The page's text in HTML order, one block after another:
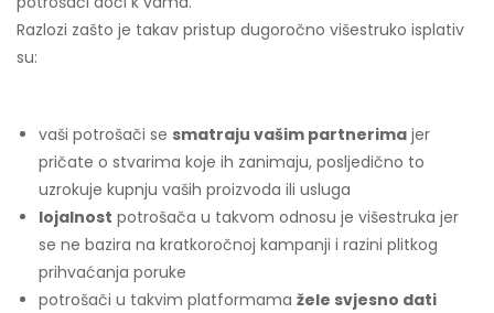
Razlozi zašto je takav pristup dugoročno višestruko isplativ
su:
vaši potrošači se smatraju vašim partnerima jer
pričate o stvarima koje ih zanimaju, posljedično to
uzrokuje kupnju vaših proizvoda ili usluga
lojalnost potrošača u takvom odnosu je višestruka jer
se ne bazira na kratkoročnoj kampanji i razini plitkog
prihvaćanja poruke
potrošači u takvim platformama žele svjesno dati